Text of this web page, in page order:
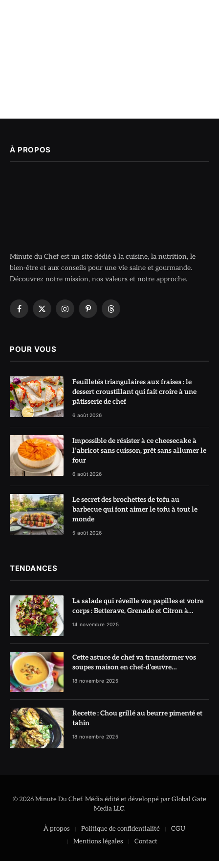
À PROPOS
Minute du Chef est un site dédié à la cuisine, la nutrition, le
bien-être et aux conseils pour une vie saine et gourmande.
Découvrez notre mission, nos valeurs et notre approche.
Facebook
X
InstagramPinterestThreads
POUR VOUS
Feuilletés triangulaires aux fraises : le
dessert croustillant qui fait croire à une
pâtisserie de chef
6 août 2026
Impossible de résister à ce cheesecake à
l’abricot sans cuisson, prêt sans allumer le
four
6 août 2026
Le secret des brochettes de tofu au
barbecue qui font aimer le tofu à tout le
monde
5 août 2026
TENDANCES
La salade qui réveille vos papilles et votre
corps : Betterave, Grenade et Citron à
l’honneur
14 novembre 2025
Cette astuce de chef va transformer vos
soupes maison en chef-d’œuvre
réconfortant
18 novembre 2025
Recette : Chou grillé au beurre pimenté et
tahin
18 novembre 2025
© 2026 Minute Du Chef. Média édité et développé parGlobal Gate
Media LLC.
À propos Politique de confidentialité
CGU
Mentions légales
Contact